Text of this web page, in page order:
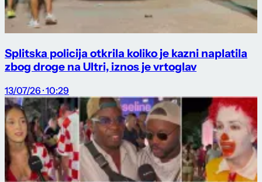
Splitska policija otkrila koliko je kazni naplatila
zbog droge na Ultri, iznos je vrtoglav
13/07/26 · 10:29